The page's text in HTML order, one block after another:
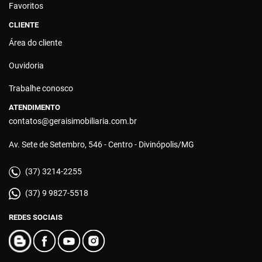
Favoritos
CLIENTE
Área do cliente
Ouvidoria
Trabalhe conosco
ATENDIMENTO
contatos@geraisimobiliaria.com.br
Av. Sete de Setembro, 546 - Centro - Divinópolis/MG
(37) 3214-2255
(37) 9 9827-5518
REDES SOCIAIS